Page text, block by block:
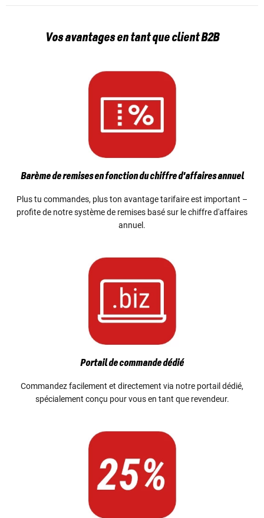
Vos avantages en tant que client B2B
Barème de remises en fonction du chiffre d'affaires annuel
Plus tu commandes, plus ton avantage tarifaire est important –
profite de notre système de remises basé sur le chiffre d'affaires
annuel.
Portail de commande dédié
Commandez facilement et directement via notre portail dédié,
spécialement conçu pour vous en tant que revendeur.